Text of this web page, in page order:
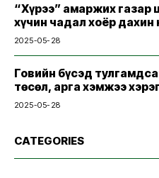
“Хүрээ” амаржих
хүчин чадал хоёр дахин
2025-05-28
Говийн бүсэд
төсөл, арга хэмжээ
2025-05-28
CATEGORIES